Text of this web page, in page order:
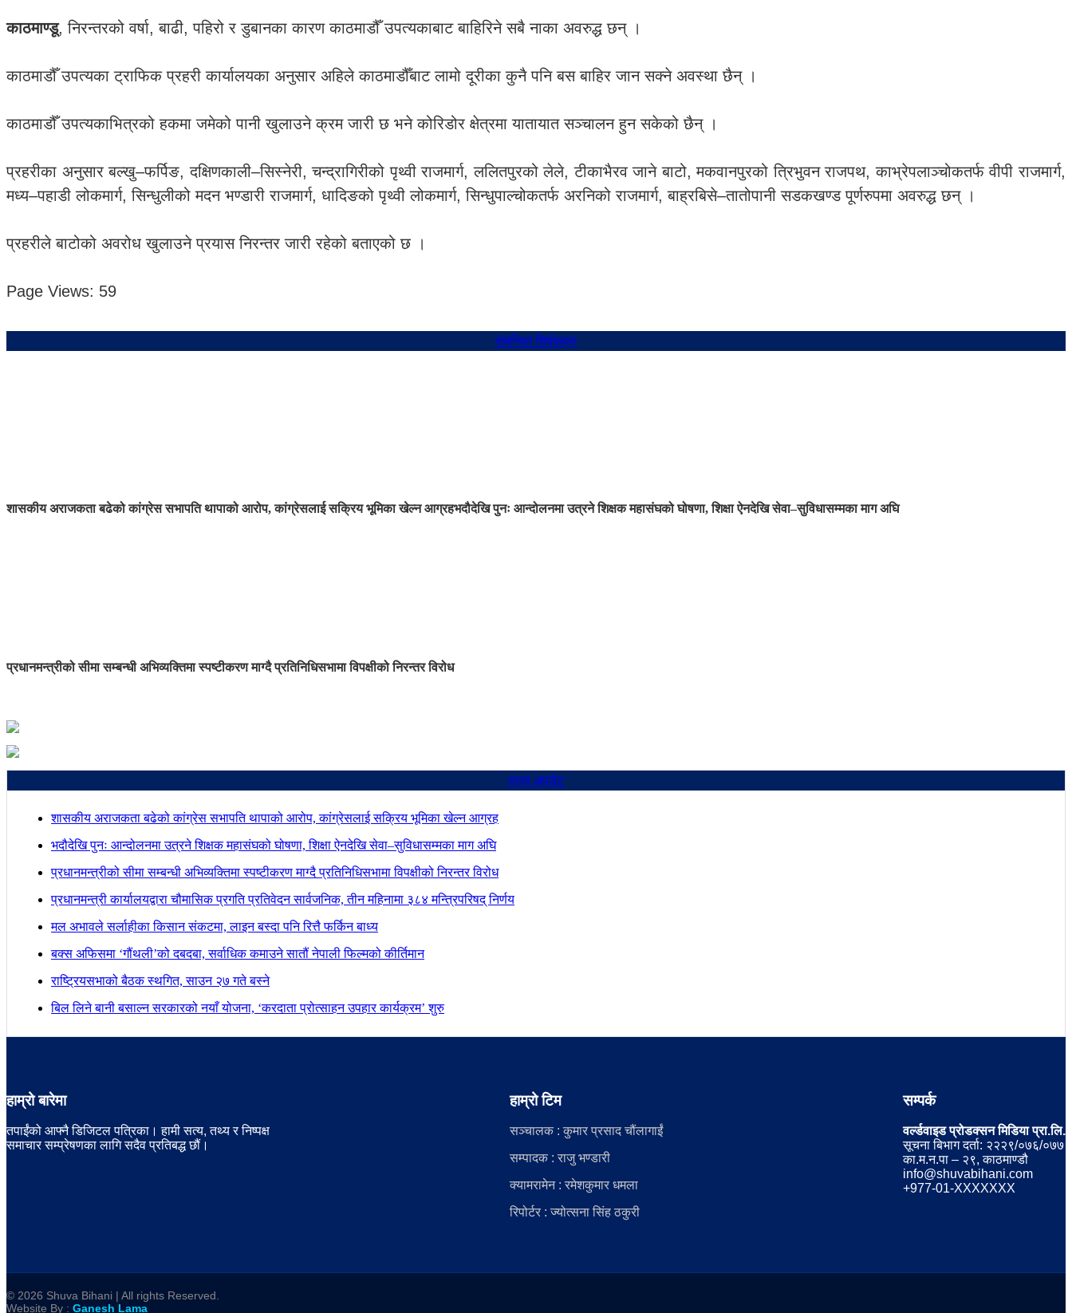
काठमाण्डू, निरन्तरको वर्षा, बाढी, पहिरो र डुबानका कारण काठमाडौँ उपत्यकाबाट बाहिरिने सबै नाका अवरुद्ध छन् ।
काठमाडौँ उपत्यका ट्राफिक प्रहरी कार्यालयका अनुसार अहिले काठमाडौँबाट लामो दूरीका कुनै पनि बस बाहिर जान सक्ने अवस्था छैन् ।
काठमाडौँ उपत्यकाभित्रको हकमा जमेको पानी खुलाउने क्रम जारी छ भने कोरिडोर क्षेत्रमा यातायात सञ्चालन हुन सकेको छैन् ।
प्रहरीका अनुसार बल्खु–फर्पिङ, दक्षिणकाली–सिस्नेरी, चन्द्रागिरीको पृथ्वी राजमार्ग, ललितपुरको लेले, टीकाभैरव जाने बाटो, मकवानपुरको त्रिभुवन राजपथ, काभ्रेपलाञ्चोकतर्फ वीपी राजमार्ग,
मध्य–पहाडी लोकमार्ग, सिन्धुलीको मदन भण्डारी राजमार्ग, धादिङको पृथ्वी लोकमार्ग, सिन्धुपाल्चोकतर्फ अरनिको राजमार्ग, बाह्रबिसे–तातोपानी सडकखण्ड पूर्णरुपमा अवरुद्ध छन् ।
प्रहरीले बाटोको अवरोध खुलाउने प्रयास निरन्तर जारी रहेको बताएको छ ।
Page Views: 59
संबन्धित शिर्षकहरु
शासकीय अराजकता बढेको कांग्रेस सभापति थापाको आरोप, कांग्रेसलाई सक्रिय भूमिका खेल्न आग्रहभदौदेखि पुनः आन्दोलनमा उत्रने शिक्षक महासंघको घोषणा, शिक्षा ऐनदेखि सेवा–सुविधासम्मका माग अघि
प्रधानमन्त्रीको सीमा सम्बन्धी अभिव्यक्तिमा स्पष्टीकरण माग्दै प्रतिनिधिसभामा विपक्षीको निरन्तर विरोध
ताजा अपडेट
शासकीय अराजकता बढेको कांग्रेस सभापति थापाको आरोप, कांग्रेसलाई सक्रिय भूमिका खेल्न आग्रह
भदौदेखि पुनः आन्दोलनमा उत्रने शिक्षक महासंघको घोषणा, शिक्षा ऐनदेखि सेवा–सुविधासम्मका माग अघि
प्रधानमन्त्रीको सीमा सम्बन्धी अभिव्यक्तिमा स्पष्टीकरण माग्दै प्रतिनिधिसभामा विपक्षीको निरन्तर विरोध
प्रधानमन्त्री कार्यालयद्वारा चौमासिक प्रगति प्रतिवेदन सार्वजनिक, तीन महिनामा ३८४ मन्त्रिपरिषद् निर्णय
मल अभावले सर्लाहीका किसान संकटमा, लाइन बस्दा पनि रित्तै फर्किन बाध्य
बक्स अफिसमा ‘गौंथली’को दबदबा, सर्वाधिक कमाउने सातौं नेपाली फिल्मको कीर्तिमान
राष्ट्रियसभाको बैठक स्थगित, साउन २७ गते बस्ने
बिल लिने बानी बसाल्न सरकारको नयाँ योजना, ‘करदाता प्रोत्साहन उपहार कार्यक्रम’ शुरु
हाम्रो बारेमा
तपाईंको आफ्नै डिजिटल पत्रिका। हामी सत्य, तथ्य र निष्पक्ष
समाचार सम्प्रेषणका लागि सदैव प्रतिबद्ध छौं।
हाम्रो टिम
सञ्चालक : कुमार प्रसाद चौंलागाईं
सम्पादक : राजु भण्डारी
क्यामरामेन : रमेशकुमार धमला
रिपोर्टर : ज्योत्सना सिंह ठकुरी
सम्पर्क
वर्ल्डवाइड प्रोडक्सन मिडिया प्रा.लि.
सूचना बिभाग दर्ता: २२२९/०७६/०७७
का.म.न.पा – २९, काठमाण्डौ
info@shuvabihani.com
+977-01-XXXXXXX
© 2026 Shuva Bihani | All rights Reserved.
Website By : Ganesh Lama